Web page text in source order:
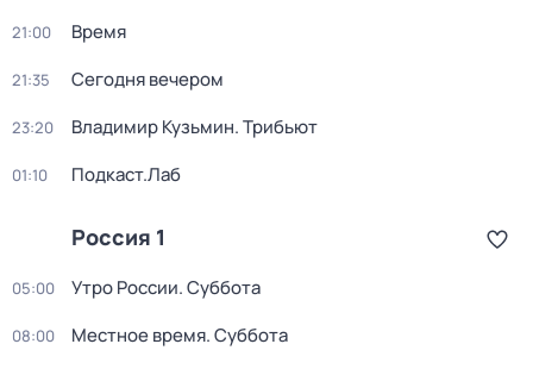
21:00 Время
21:35 Сегодня вечером
23:20 Владимир Кузьмин. Трибьют
01:10 Подкаст.Лаб
Россия 1
05:00 Утро России. Суббота
08:00 Местное время. Суббота